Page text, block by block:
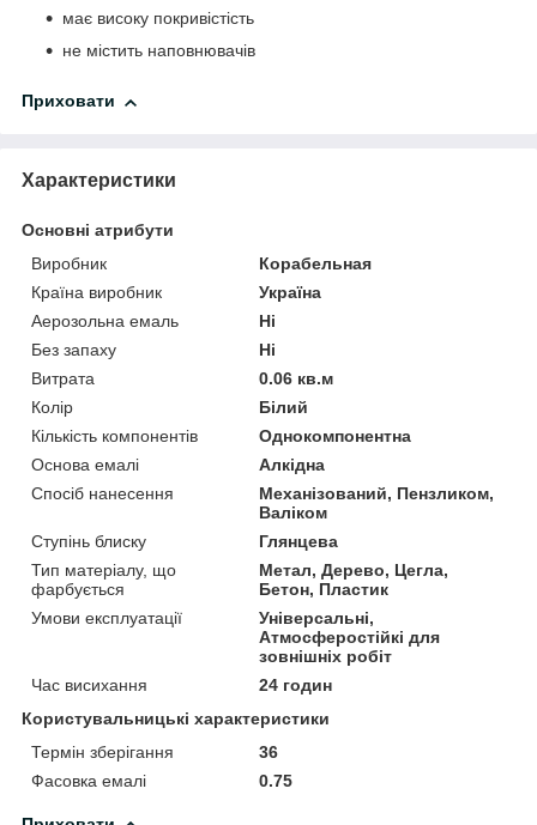
має високу покривістість
не містить наповнювачів
Приховати
Характеристики
Основні атрибути
Виробник
Корабельная
Країна виробник
Україна
Аерозольна емаль
Ні
Без запаху
Ні
Витрата
0.06 кв.м
Колір
Білий
Кількість компонентів
Однокомпонентна
Основа емалі
Алкідна
Спосіб нанесення
Механізований, Пензликом,
Валіком
Ступінь блиску
Глянцева
Тип матеріалу, що
фарбується
Метал, Дерево, Цегла,
Бетон, Пластик
Умови експлуатації
Універсальні,
Атмосферостійкі для
зовнішніх робіт
Час висихання
24 годин
Користувальницькі характеристики
Термін зберігання
36
Фасовка емалі
0.75